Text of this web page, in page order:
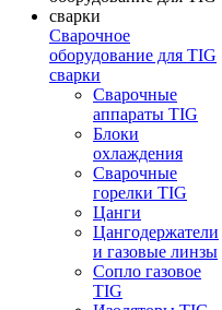
Сварочное
оборудование для TIG
сварки
Сварочные
аппараты TIG
Блоки
охлаждения
Сварочные
горелки TIG
Цанги
Цангодержатели
и газовые линзы
Сопло газовое
TIG